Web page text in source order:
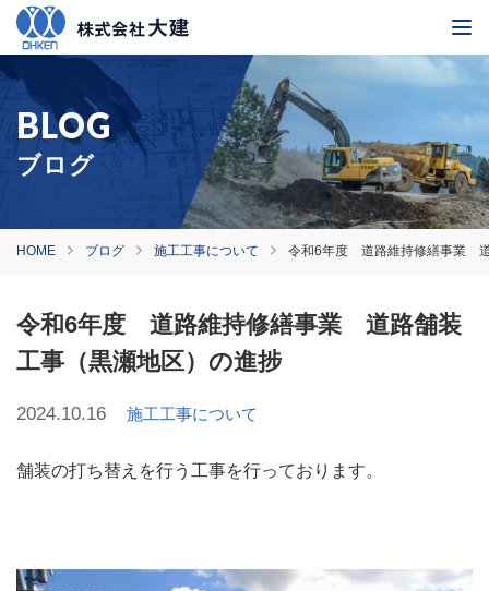
ブログ
HOME ブログ 施工工事について 令和6年度 道路維持修繕事業
令和6年度 道路維持修繕事業 道路舗装
工事（黒瀬地区）の進捗
2024.10.16 施工工事について
舗装の打ち替えを行う工事を行っております。